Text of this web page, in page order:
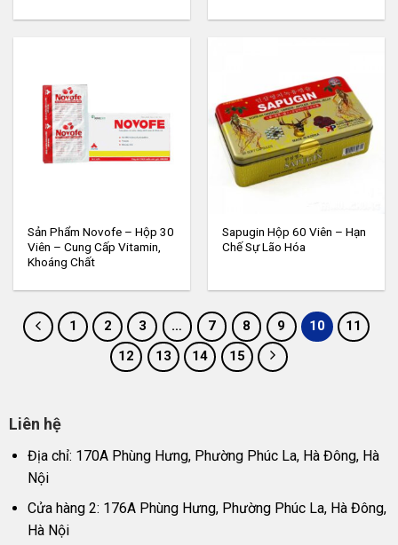
Sản Phẩm Novofe – Hộp 30
Viên – Cung Cấp Vitamin,
Khoáng Chất
Sapugin Hộp 60 Viên – Hạn
Chế Sự Lão Hóa
1 2 3 … 7 8 9 10
11
12
13 14 15
Liên hệ
Địa chỉ: 170A Phùng Hưng, Phường Phúc La, Hà Đông, Hà
Nội
Cửa hàng 2: 176A Phùng Hưng, Phường Phúc La, Hà Đông,
Hà Nội